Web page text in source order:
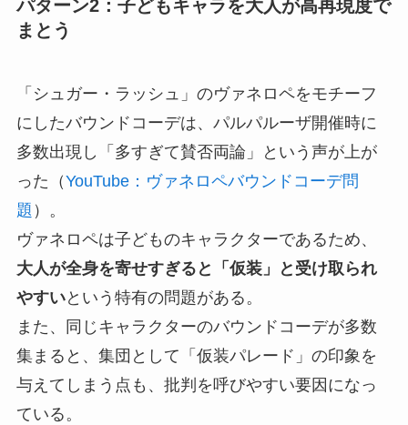
パターン2：子どもキャラを大人が高再現度で
まとう
「シュガー・ラッシュ」のヴァネロペをモチーフ
にしたバウンドコーデは、パルパルーザ開催時に
多数出現し「多すぎて賛否両論」という声が上が
った（YouTube：ヴァネロペバウンドコーデ問
題 ）。
ヴァネロペは子どものキャラクターであるため、
大人が全身を寄せすぎると「仮装」と受け取られ
やすいという特有の問題がある。
また、同じキャラクターのバウンドコーデが多数
集まると、集団として「仮装パレード」の印象を
与えてしまう点も、批判を呼びやすい要因になっ
ている。